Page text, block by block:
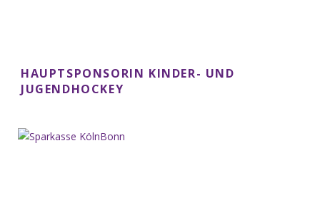
HAUPTSPONSORIN KINDER- UND
JUGENDHOCKEY